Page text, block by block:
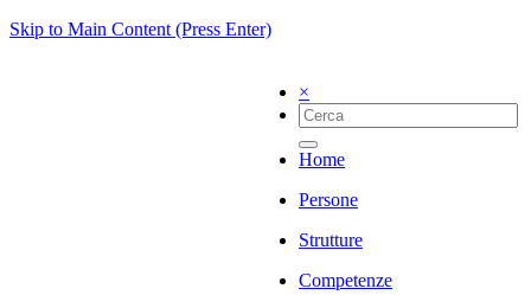
Skip to Main Content (Press Enter)
×
Home
Persone
Strutture
Competenze